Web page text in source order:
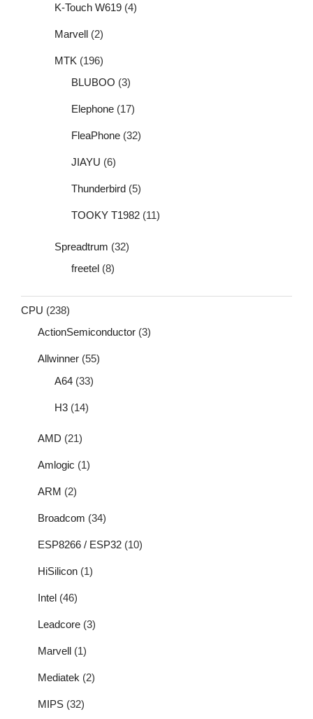
K-Touch W619 (4)
Marvell (2)
MTK (196)
BLUBOO (3)
Elephone (17)
FleaPhone (32)
JIAYU (6)
Thunderbird (5)
TOOKY T1982 (11)
Spreadtrum (32)
freetel (8)
CPU (238)
ActionSemiconductor (3)
Allwinner (55)
A64 (33)
H3 (14)
AMD (21)
Amlogic (1)
ARM (2)
Broadcom (34)
ESP8266 / ESP32 (10)
HiSilicon (1)
Intel (46)
Leadcore (3)
Marvell (1)
Mediatek (2)
MIPS (32)